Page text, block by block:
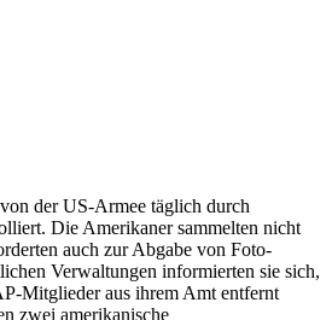
der US-Armee täglich durch
Die Amerikaner sammelten nicht
auch zur Abgabe von Foto-
Verwaltungen informierten sie sich,
Mitglieder aus ihrem Amt entfernt
zwei amerikanische